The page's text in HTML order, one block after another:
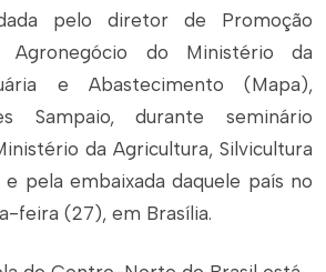
pelo diretor de Promoção
Agronegócio do Ministério da
e Abastecimento (Mapa),
Sampaio, durante seminário
da Agricultura, Silvicultura
e pela embaixada daquele país no
feira (27), em Brasília.